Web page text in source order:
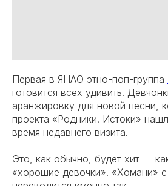
Первая в ЯНАО этно-поп-группа
готовится всех удивить.
аранжировку для новой песни,
проекта «Родники. Истоки»
время недавнего визита.
Это, как обычно, будет хит —
«хорошие девочки». «Хомани» с